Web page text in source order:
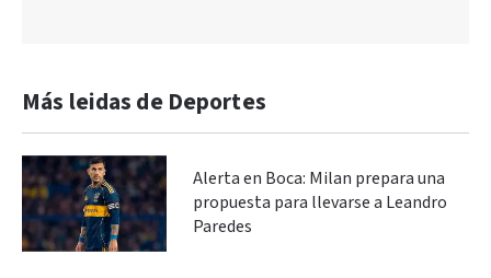
Más leidas de Deportes
Alerta en Boca: Milan prepara una
propuesta para llevarse a Leandro
Paredes